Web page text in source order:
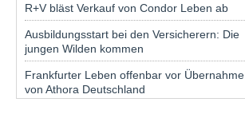
R+V bläst Verkauf von Condor Leben ab
Ausbildungsstart bei den Versicherern: Die
jungen Wilden kommen
Frankfurter Leben offenbar vor Übernahme
von Athora Deutschland